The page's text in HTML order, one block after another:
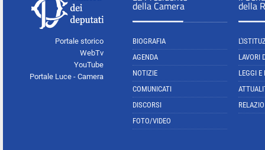
Portale storico
WebTv
YouTube
Portale Luce - Camera
della Camera
BIOGRAFIA
AGENDA
NOTIZIE
COMUNICATI
DISCORSI
FOTO/VIDEO
della
LAVORI
LEGGI E